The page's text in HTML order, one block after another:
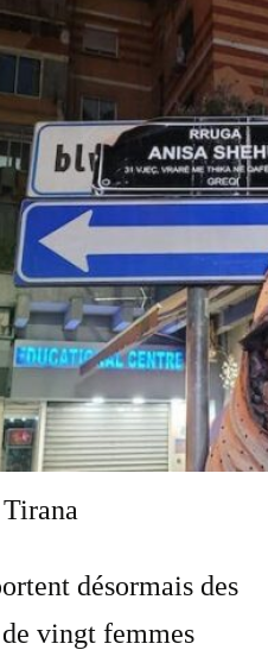
désormais des
vingt femmes